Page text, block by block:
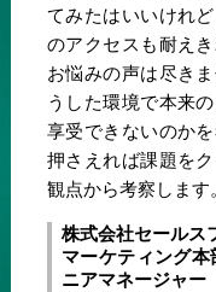
てみたはいいけれ
のアクセスも耐え
お悩みの声は尽き
うした環境で本来
享受できないのか
押さえれば課題を
観点から考察します
株式会社セールス
マーケティング
ニアマネージャー